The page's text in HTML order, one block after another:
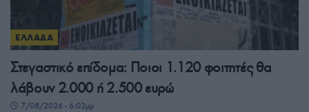
ΕΛΛΑΔΑ
Στεγαστικό επίδομα: Ποιοι 1.120 φοιτητές θα
λάβουν 2.000 ή 2.500 ευρώ
7/08/2026 - 6:02μμ